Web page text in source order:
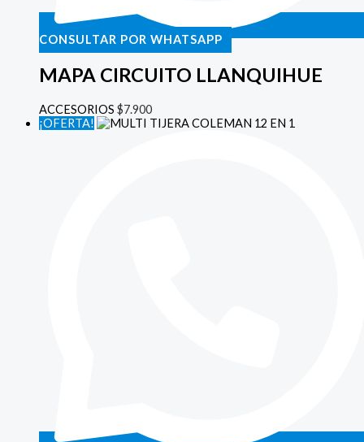
CONSULTAR POR WHATSAPP
MAPA CIRCUITO LLANQUIHUE
ACCESORIOS $7.900
¡OFERTA!